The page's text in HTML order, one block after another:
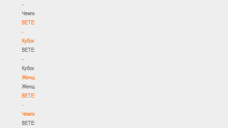
-
Чемпионат
BETERA
-
Кубок
BETERA
-
Кубок
Женщины
Женщины
BETERA
-
Чемпионат
BETERA